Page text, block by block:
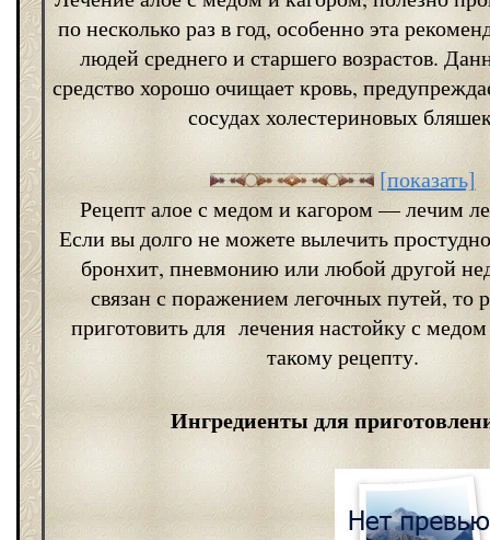
по несколько раз в год, особенно эта
людей среднего и старшего возрастов.
средство хорошо очищает кровь,
сосудах холестериновых
[показать]
Рецепт алое с медом и кагором — лечим
Если вы долго не можете вылечить
бронхит, пневмонию или любой другой
связан с поражением легочных путей, то
приготовить для лечения настойку с
такому рецепту.
Ингредиенты для